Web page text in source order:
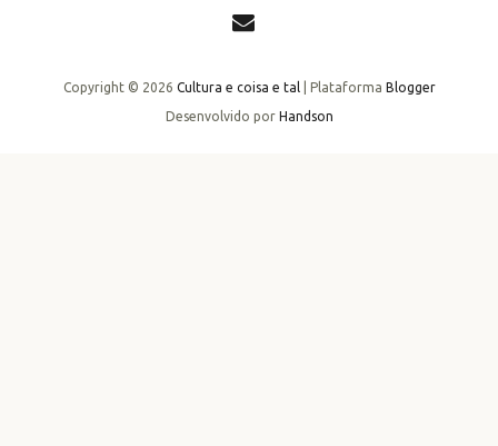
Copyright © 2026 Cultura e coisa e tal| Plataforma Blogger
Desenvolvido por Handson